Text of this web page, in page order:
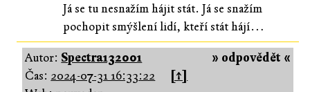
Já se tu nesnažím hájit stát. Já se snažím
pochopit smýšlení lidí, kteří stát hájí…
» odpovědět «
Autor: Spectra132001
Čas: 2024-07-31 16:33:22
[↑]